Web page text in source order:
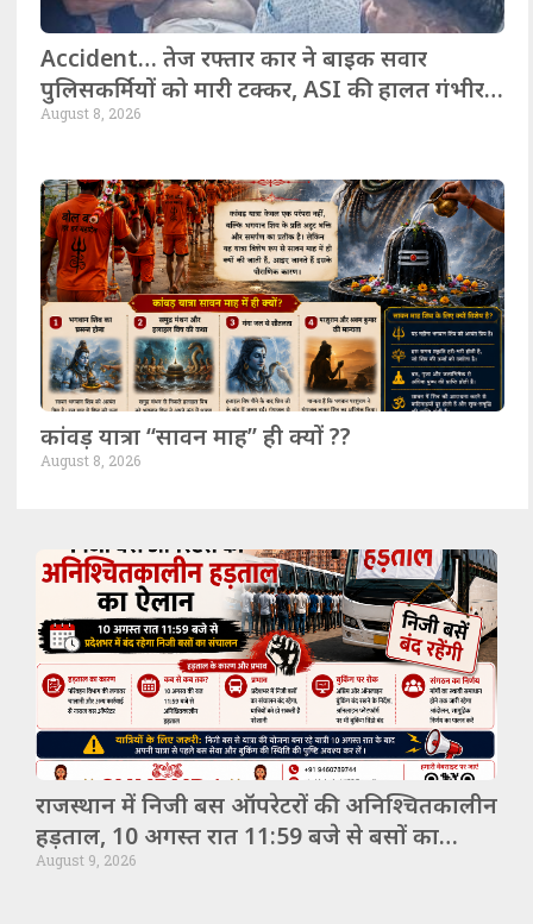
Accident… तेज रफ्तार कार ने बाइक सवार
पुलिसकर्मियों को मारी टक्कर, ASI की हालत गंभीर,
जयपुर रेफर
August 8, 2026
कांवड़ यात्रा “सावन माह” ही क्यों ??
August 8, 2026
राजस्थान में निजी बस ऑपरेटरों की अनिश्चितकालीन
हड़ताल, 10 अगस्त रात 11:59 बजे से बसों का
संचालन बंद
August 9, 2026